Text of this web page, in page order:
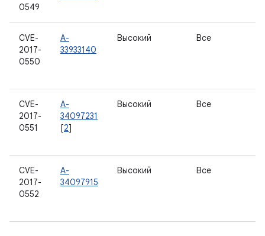
0549
CVE-
2017-
0550
A-
33933140
Высокий Все
CVE-
2017-
0551
A-
34097231
[2]
Высокий Все
CVE-
2017-
0552
A-
34097915
Высокий Все